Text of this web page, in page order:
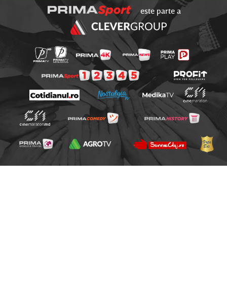
este parte a